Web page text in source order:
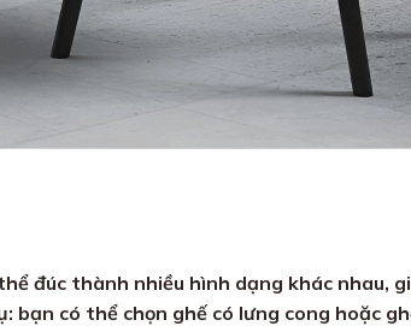
đúc thành nhiều hình dạng khác nhau,
có thể chọn ghế có lưng cong hoặc